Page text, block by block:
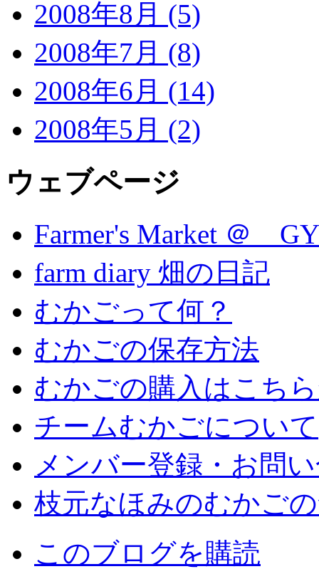
2008年8月 (5)
2008年7月 (8)
2008年6月 (14)
2008年5月 (2)
ウェブページ
Farmer's Market ＠
farm diary 畑の日記
むかごって何？
むかごの保存方法
むかごの購入はこち
チームむかごについて
メンバー登録・お問
枝元なほみのむかご
このブログを購読